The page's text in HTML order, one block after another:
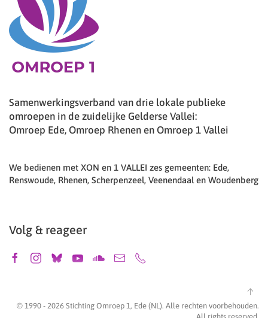
Samenwerkingsverband van drie lokale publieke
omroepen in de zuidelijke Gelderse Vallei:
Omroep Ede, Omroep Rhenen en Omroep 1 Vallei
We bedienen met XON en 1 VALLEI zes gemeenten: Ede,
Renswoude, Rhenen, Scherpenzeel, Veenendaal en Woudenberg
Volg & reageer
© 1990 - 2026 Stichting Omroep 1, Ede (NL). Alle rechten voorbehouden.